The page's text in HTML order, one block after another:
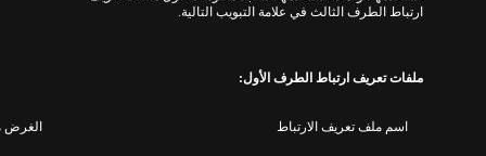
ارتباط الطرف الثالث في علامة التبويب التالية.
ملفات تعريف ارتباط الطرف الأول:
اسم ملف تعريف الارتباط الغرض